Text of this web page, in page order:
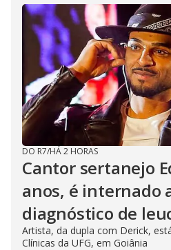
DO R7/HÁ 2 HORAS
Cantor sertanejo
anos, é internado
diagnóstico de
Artista, da dupla com Derick,
Clínicas da UFG, em Goiânia